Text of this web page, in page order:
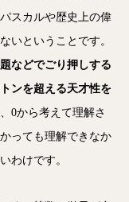
スカルや歴史上の偉
いということです。
などでごり押しする
ンを超える天才性を
0から考えて理解さ
っても理解できなか
わけです。